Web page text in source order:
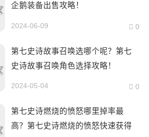
企鹅装备出售攻略！
2024-06-09 0
第七史诗故事召唤选哪个呢？第七
史诗故事召唤角色选择攻略！
2024-05-04 0
第七史诗燃烧的愤怒哪里掉率最
高？第七史诗燃烧的愤怒快速获得